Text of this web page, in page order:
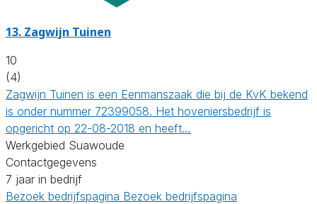
13. Zagwijn Tuinen
10
(4)
Zagwijn Tuinen is een Eenmanszaak die bij de KvK bekend
is onder nummer 72399058. Het hoveniersbedrijf is
opgericht op 22-08-2018 en heeft…
Werkgebied Suawoude
Contactgegevens
7 jaar in bedrijf
Bezoek bedrijfspagina Bezoek bedrijfspagina